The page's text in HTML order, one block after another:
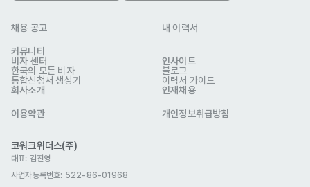
채용 공고 내 이력서
커뮤니티
비자 센터
한국의 모든 비자
통합신청서 생성기
인사이트
블로그
이력서 가이드
회사소개
인재채용
이용약관 개인정보취급방침
코워크위더스(주)
대표: 김진영
사업자등록번호: 522-86-01968